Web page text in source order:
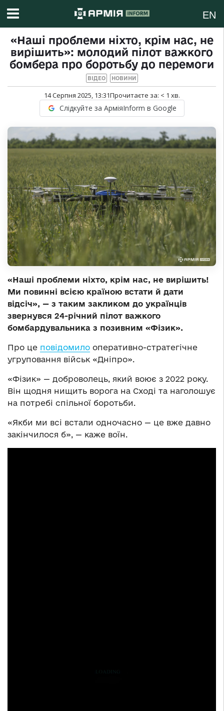
EN
«Наші проблеми ніхто, крім нас, не
вирішить»: молодий пілот важкого
бомбера про боротьбу до перемоги
ВІДЕО НОВИНИ
14 Серпня 2025, 13:31Прочитаєте за: < 1 хв.
Слідкуйте за АрміяInform в Google
«Наші проблеми ніхто, крім нас, не вирішить!
Ми повинні всією країною встати й дати
відсіч», — з таким закликом до українців
звернувся 24-річний пілот важкого
бомбардувальника з позивним «Фізик».
Про це повідомило оперативно-стратегічне
угруповання військ «Дніпро».
«Фізик» — доброволець, який воює з 2022 року.
Він щодня нищить ворога на Сході та наголошує
на потребі спільної боротьби.
«Якби ми всі встали одночасно — це вже давно
закінчилося б», — каже воїн.